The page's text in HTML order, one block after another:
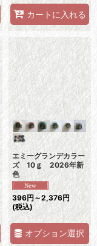
カートに入れる
エミーグランデカラー
ズ 10ｇ 2026年新
色
396円 ～2,376円
(税込)
オプション選択